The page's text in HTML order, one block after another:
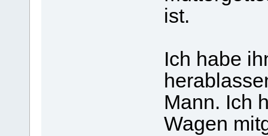
ist.
Ich habe
Mann. Ich
Wagen